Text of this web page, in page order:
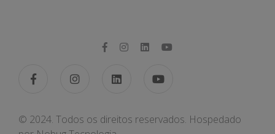
© 2024. Todos os direitos reservados. Hospedado